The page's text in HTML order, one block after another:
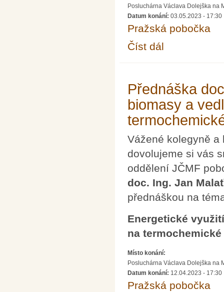
Posluchárna Václava Dolejška na
Datum konání: 03.05.2023 - 17:30
Pražská pobočka
Číst dál
Přednáška
biomasy a
Vážené kolegyně a
dovolujeme si vás
oddělení JČMF
doc. Ing. Jan
přednáškou na
Energetické
na
Místo konání:
Posluchárna Václava Dolejška na
Datum konání: 12.04.2023 - 17:30
Pražská pobočka